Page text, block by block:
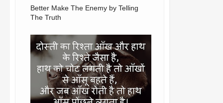
Better Make The Enemy by Telling
The Truth